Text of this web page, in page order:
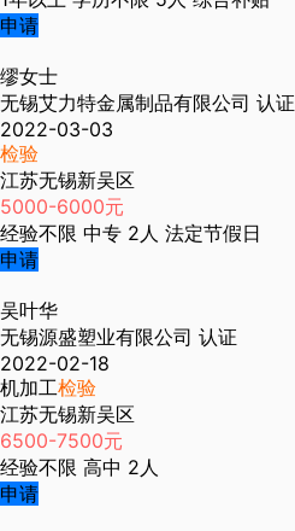
申请
缪女士
无锡艾力特金属制品有限公司 认证
2022-03-03
检验
江苏无锡新吴区
5000-6000元
经验不限 中专 2人 法定节假日
申请
吴叶华
无锡源盛塑业有限公司 认证
2022-02-18
机加工检验
江苏无锡新吴区
6500-7500元
经验不限 高中 2人
申请